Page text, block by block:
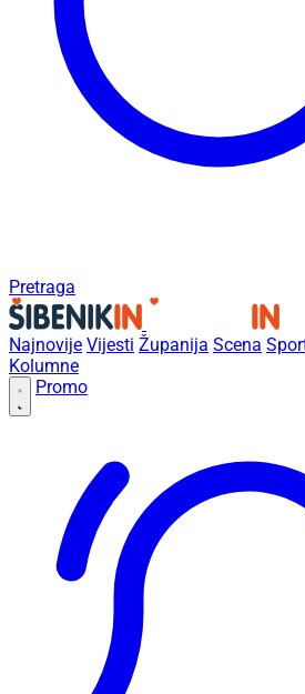
Pretraga
Najnovije Vijesti Županija Scena
Kolumne
Promo